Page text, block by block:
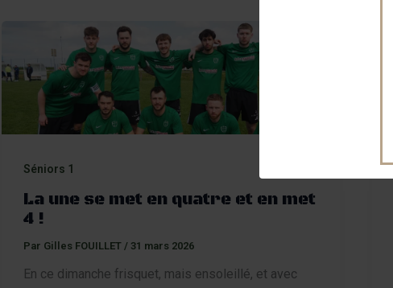
Séniors 1
La une se met en quatre et en met
4 !
Par Gilles FOUILLET / 31 mars 2026
En ce dimanche frisquet, mais ensoleillé, et avec